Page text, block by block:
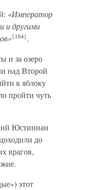
«Император
и другими
{164}.
и за озеро
над Второй
к яблоку
пройти чуть
Юстиниан
до
врагов,
этот